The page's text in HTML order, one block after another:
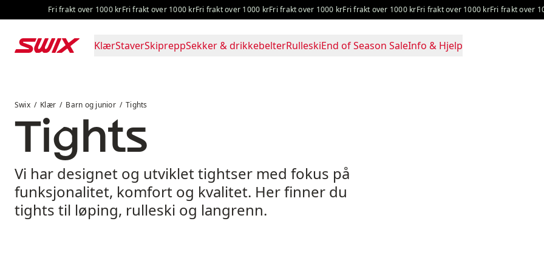
Hopp til innholdFri frakt over 1000 krFri frakt over 1000 krFri frakt over 1000 krFri frakt over 1000 krFri frakt over 1000 krFri frakt over 1000 krFri frakt over
KlærStaverSkipreppSekker & drikkebelterRulleskiEnd of Season SaleInfo & Hjelp
Swix Klær Barn og junior Tights
Tights
Vi har designet og utviklet tightser med fokus på
funksjonalitet, komfort og kvalitet. Her finner du
tights til løping, rulleski og langrenn.